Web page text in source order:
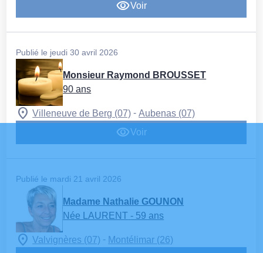
Voir
Publié le jeudi 30 avril 2026
Monsieur Raymond BROUSSET
90 ans
Villeneuve de Berg (07) - Aubenas (07)
Voir
Publié le mardi 21 avril 2026
Madame Nathalie GOUNON
Née LAURENT - 59 ans
Valvignères (07) - Montélimar (26)